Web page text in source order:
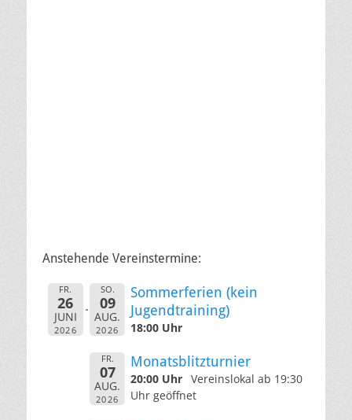
Anstehende Vereinstermine:
FR.
26
JUNI
2026
SO.
09
AUG.
2026
Sommerferien (kein
Jugendtraining)
18:00 Uhr
FR.
07
AUG.
2026
Monatsblitzturnier
20:00 Uhr Vereinslokal ab 19:30
Uhr geöffnet